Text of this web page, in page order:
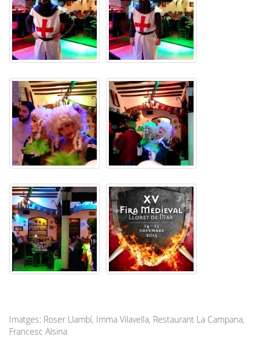
Imatges: Roser Llambí, Imma Vilavella, Restaurant La Campana,
Francesc Alsina